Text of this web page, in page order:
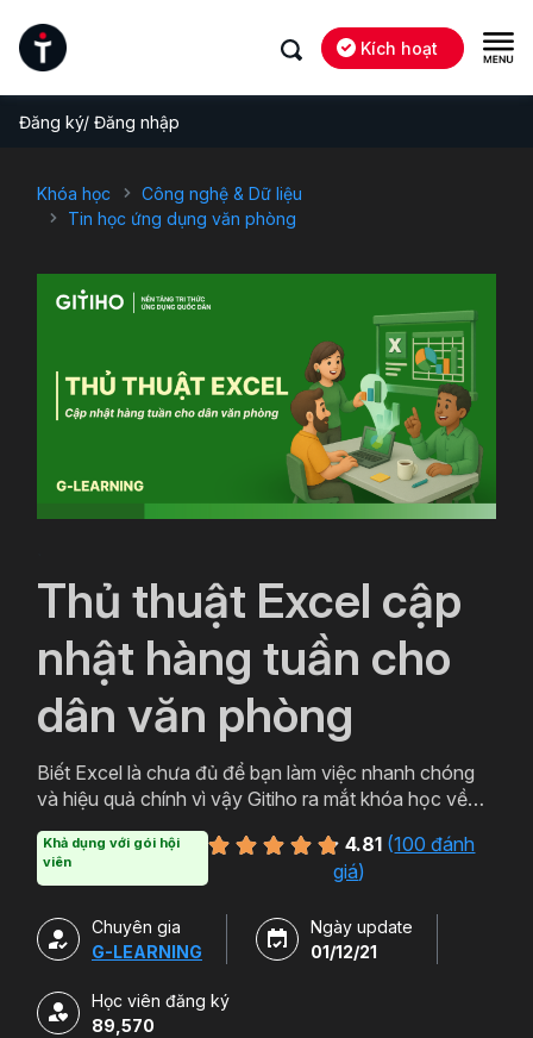
Kích hoạt
Đăng ký/ Đăng nhập
Khóa học
Công nghệ & Dữ liệu
Tin học ứng dụng văn phòng
Thủ thuật Excel cập
nhật hàng tuần cho
dân văn phòng
Biết Excel là chưa đủ để bạn làm việc nhanh chóng
và hiệu quả chính vì vậy Gitiho ra mắt khóa học về
văn phòng sẽ tự tin thao tác về những hàm, công cụ
trong Excel và ứng dụng để giải quyết công việc một
Khả dụng với gói hội
viên
4.81 (100 đánh
giá)
Chuyên gia
G-LEARNING
Ngày update
01/12/21
Học viên đăng ký
89,570